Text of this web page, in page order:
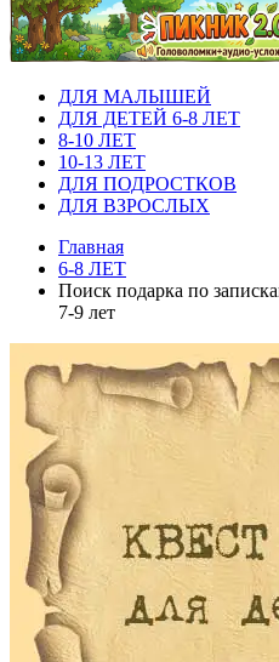
ДЛЯ МАЛЫШЕЙ
ДЛЯ ДЕТЕЙ 6-8 ЛЕТ
8-10 ЛЕТ
10-13 ЛЕТ
ДЛЯ ПОДРОСТКОВ
ДЛЯ ВЗРОСЛЫХ
Главная
6-8 ЛЕТ
Поиск подарка по
7-9 лет